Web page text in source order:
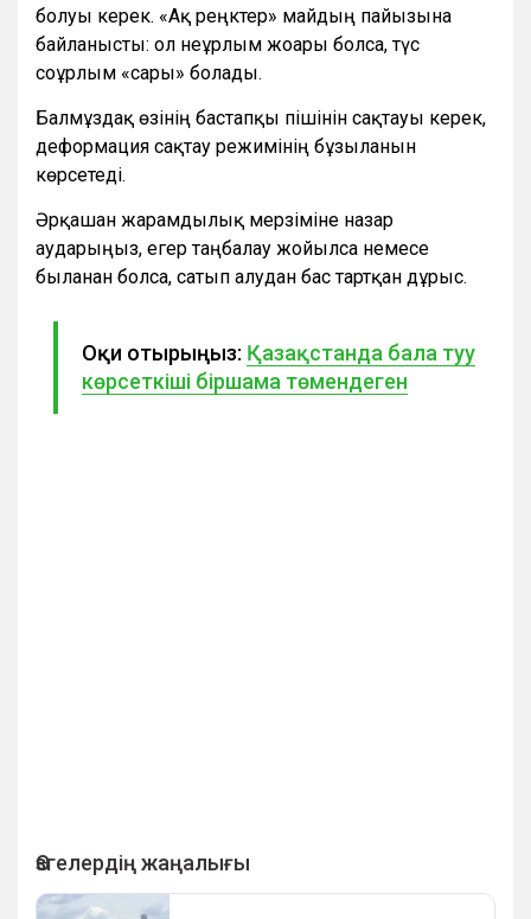
болуы керек. «Ақ реңктер» майдың пайызына
байланысты: ол неғұрлым жоғары болса, түс
соғұрлым «сары» болады.
Балмұздақ өзінің бастапқы пішінін сақтауы керек,
деформация сақтау режимінің бұзылғанын
көрсетеді.
Әрқашан жарамдылық мерзіміне назар
аударыңыз, егер таңбалау жойылса немесе
былғанған болса, сатып алудан бас тартқан дұрыс.
Оқи отырыңыз: Қазақстанда бала туу
көрсеткіші біршама төмендеген